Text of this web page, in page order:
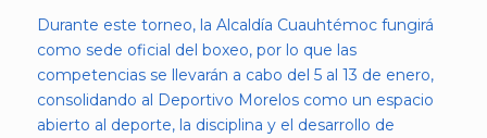
Durante este torneo, la Alcaldía Cuauhtémoc fungirá
como sede oficial del boxeo, por lo que las
competencias se llevarán a cabo del 5 al 13 de enero,
consolidando al Deportivo Morelos como un espacio
abierto al deporte, la disciplina y el desarrollo de